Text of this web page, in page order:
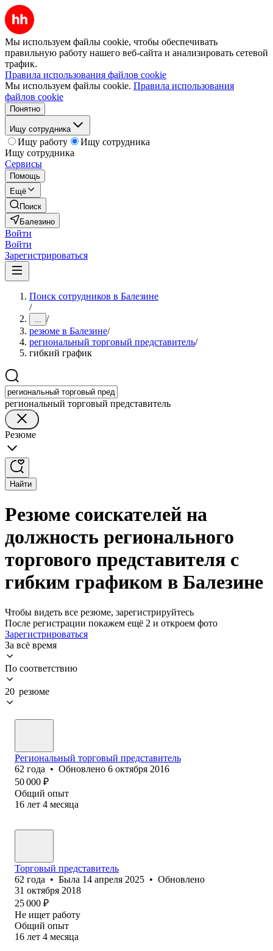
Мы используем файлы cookie, чтобы обеспечивать
правильную работу нашего веб-сайта и анализировать сетевой
трафик.
Правила использования файлов cookie
Мы используем файлы cookie. Правила использования
файлов cookie
Понятно
Ищу сотрудника
Ищу работу
Ищу сотрудника
Ищу сотрудника
Сервисы
Помощь
Ещё
Поиск
Балезино
Войти
Войти
Зарегистрироваться
Поиск сотрудников в Балезине
/
... /
резюме в Балезине/
региональный торговый представитель/
гибкий график
региональный торговый представитель
Резюме
Найти
Резюме соискателей на
должность регионального
торгового представителя с
гибким графиком в Балезине
Чтобы видеть все резюме, зарегистрируйтесь
После регистрации покажем ещё 2 и откроем фото
Зарегистрироваться
За всё время
По соответствию
20 резюме
Региональный торговый представитель
62 года • Обновлено 6 октября 2016
50 000 ₽
Общий опыт
16 лет 4 месяца
Торговый представитель
62 года • Была 14 апреля 2025 • Обновлено
31 октября 2018
25 000 ₽
Не ищет работу
Общий опыт
16 лет 4 месяца